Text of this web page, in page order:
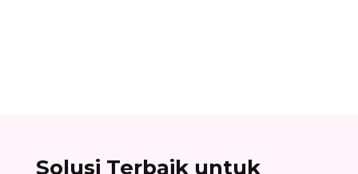
Solusi Terbaik untuk